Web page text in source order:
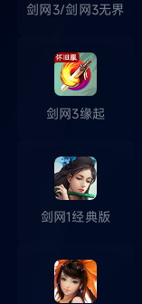
剑网3/剑网3无界
剑网3缘起
剑网1经典版